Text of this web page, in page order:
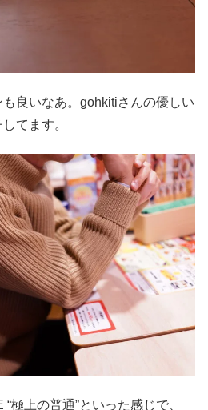
良いなあ。gohkitiさんの優しい
てます。
上の普通”といった感じで、